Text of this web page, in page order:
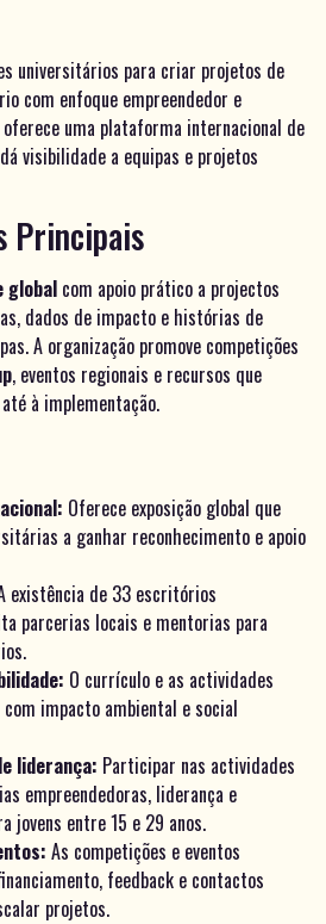
universitários para criar projetos de
com enfoque empreendedor e
uma plataforma internacional de
visibilidade a equipas e projetos
Principais
global com apoio prático a projectos
dados de impacto e histórias de
A organização promove competições
, eventos regionais e recursos que
à implementação.
Oferece exposição global que
a ganhar reconhecimento e apoio
existência de 33 escritórios
parcerias locais e mentorias para
O currículo e as actividades
impacto ambiental e social
liderança: Participar nas actividades
empreendedoras, liderança e
jovens entre 15 e 29 anos.
As competições e eventos
feedback e contactos
projetos.